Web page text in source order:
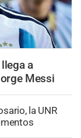
a
Messi
la UNR